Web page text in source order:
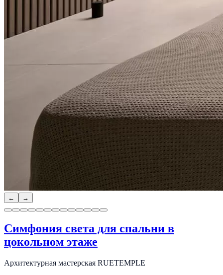
← →
Симфония света для спальни в
цокольном этаже
Архитектурная мастерская RUETEMPLE